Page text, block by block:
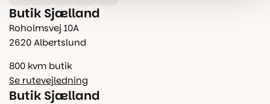
Butik Sjælland
Roholmsvej 10A
2620 Albertslund
800 kvm butik
Se rutevejledning
Butik Sjælland